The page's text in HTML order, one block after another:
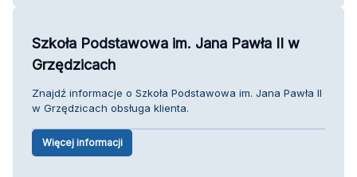
Szkoła Podstawowa im. Jana Pawła II w
Grzędzicach
Znajdź informacje o Szkoła Podstawowa im. Jana Pawła II
w Grzędzicach obsługa klienta.
Więcej informacji